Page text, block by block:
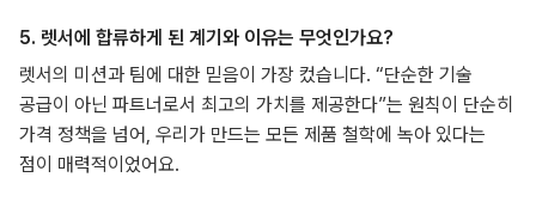
5. 렛서에 합류하게 된 계기와 이유는 무엇인가요?
렛서의 미션과 팀에 대한 믿음이 가장 컸습니다. “단순한 기술
공급이 아닌 파트너로서 최고의 가치를 제공한다”는 원칙이 단순히
가격 정책을 넘어, 우리가 만드는 모든 제품 철학에 녹아 있다는
점이 매력적이었어요.